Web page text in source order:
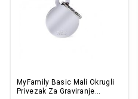
MyFamily Basic Mali Okrugli
Privezak Za Graviranje